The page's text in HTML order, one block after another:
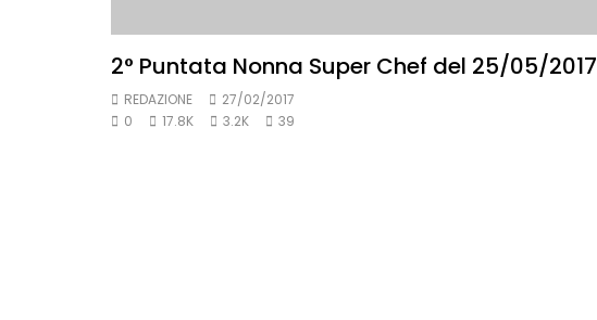
2° Puntata Nonna Super Chef del 25/05/2017
REDAZIONE
27/02/2017
0
17.8K 3.2K 39